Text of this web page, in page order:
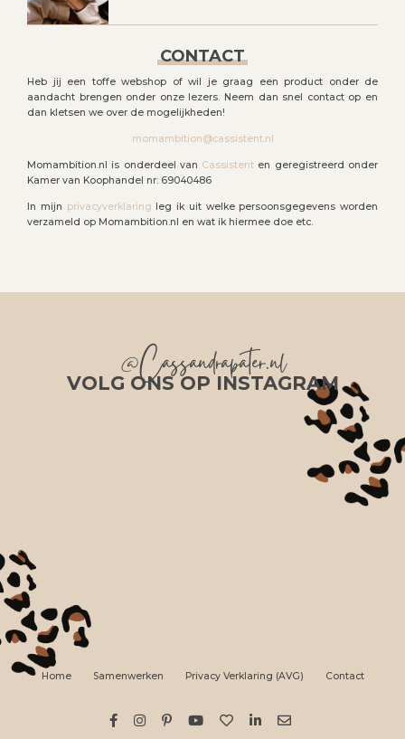
CONTACT
Heb jij een toffe webshop of wil je graag een product onder de
aandacht brengen onder onze lezers. Neem dan snel contact op en
dan kletsen we over de mogelijkheden!
momambition@cassistent.nl
Momambition.nl is onderdeel van Cassistent en geregistreerd onder
Kamer van Koophandel nr: 69040486
In mijn privacyverklaring leg ik uit welke persoonsgegevens worden
verzameld op Momambition.nl en wat ik hiermee doe etc.
@Cassandrapater.nl
VOLG ONS OP INSTAGRAM
Home Samenwerken Privacy Verklaring (AVG) Contact